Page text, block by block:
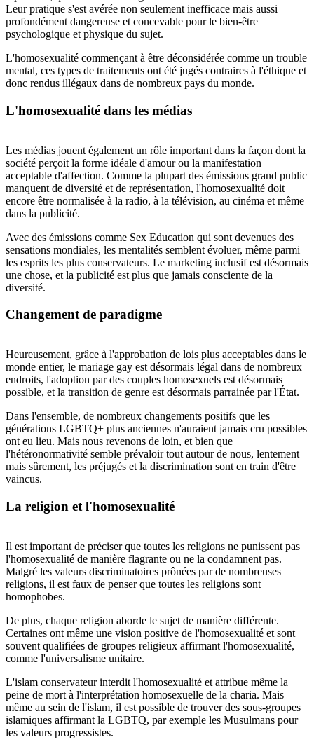
Leur pratique s'est avérée non seulement inefficace mais aussi
profondément dangereuse et concevable pour le bien-être
psychologique et physique du sujet.
L'homosexualité commençant à être déconsidérée comme un trouble
mental, ces types de traitements ont été jugés contraires à l'éthique et
donc rendus illégaux dans de nombreux pays du monde.
L'homosexualité dans les médias
Les médias jouent également un rôle important dans la façon dont la
société perçoit la forme idéale d'amour ou la manifestation
acceptable d'affection. Comme la plupart des émissions grand public
manquent de diversité et de représentation, l'homosexualité doit
encore être normalisée à la radio, à la télévision, au cinéma et même
dans la publicité.
Avec des émissions comme Sex Education qui sont devenues des
sensations mondiales, les mentalités semblent évoluer, même parmi
les esprits les plus conservateurs. Le marketing inclusif est désormais
une chose, et la publicité est plus que jamais consciente de la
diversité.
Changement de paradigme
Heureusement, grâce à l'approbation de lois plus acceptables dans le
monde entier, le mariage gay est désormais légal dans de nombreux
endroits, l'adoption par des couples homosexuels est désormais
possible, et la transition de genre est désormais parrainée par l'État.
Dans l'ensemble, de nombreux changements positifs que les
générations LGBTQ+ plus anciennes n'auraient jamais cru possibles
ont eu lieu. Mais nous revenons de loin, et bien que
l'hétéronormativité semble prévaloir tout autour de nous, lentement
mais sûrement, les préjugés et la discrimination sont en train d'être
vaincus.
La religion et l'homosexualité
Il est important de préciser que toutes les religions ne punissent pas
l'homosexualité de manière flagrante ou ne la condamnent pas.
Malgré les valeurs discriminatoires prônées par de nombreuses
religions, il est faux de penser que toutes les religions sont
homophobes.
De plus, chaque religion aborde le sujet de manière différente.
Certaines ont même une vision positive de l'homosexualité et sont
souvent qualifiées de groupes religieux affirmant l'homosexualité,
comme l'universalisme unitaire.
L'islam conservateur interdit l'homosexualité et attribue même la
peine de mort à l'interprétation homosexuelle de la charia. Mais
même au sein de l'islam, il est possible de trouver des sous-groupes
islamiques affirmant la LGBTQ, par exemple les Musulmans pour
les valeurs progressistes.